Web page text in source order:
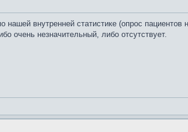
внутренней статистике (опрос
очень незначительный, либо отсутствует.